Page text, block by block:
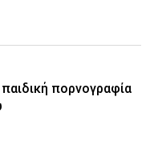
πορνογραφία